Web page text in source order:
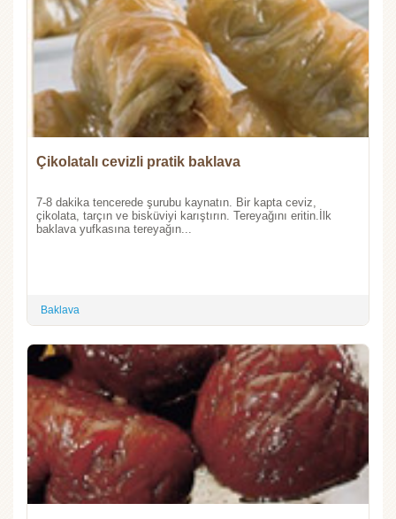
Çikolatalı cevizli pratik baklava
7-8 dakika tencerede şurubu kaynatın. Bir kapta ceviz,
çikolata, tarçın ve bisküviyi karıştırın. Tereyağını eritin.İlk
baklava yufkasına tereyağın...
Baklava